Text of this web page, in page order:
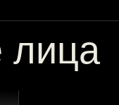
лица